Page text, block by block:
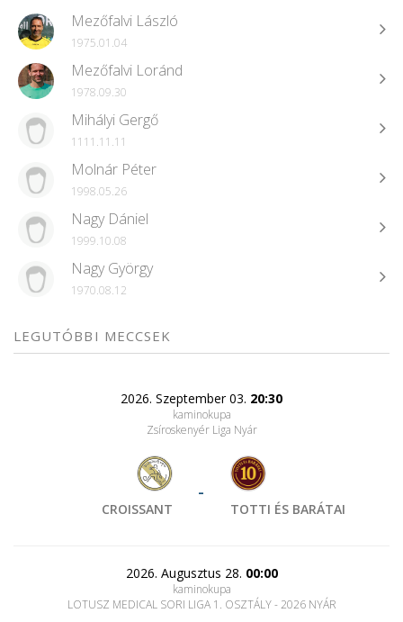
Mezőfalvi László
1975.01.04
Mezőfalvi Loránd
1978.09.30
Mihályi Gergő
1111.11.11
Molnár Péter
1998.05.26
Nagy Dániel
1999.10.08
Nagy György
1970.08.12
LEGUTÓBBI MECCSEK
2026. Szeptember 03. 20:30
kaminokupa
Zsíroskenyér Liga Nyár
CROISSANT
-
TOTTI ÉS BARÁTAI
2026. Augusztus 28. 00:00
kaminokupa
LOTUSZ MEDICAL SORI LIGA 1. OSZTÁLY - 2026 NYÁR